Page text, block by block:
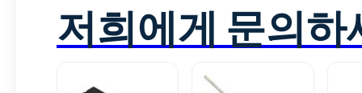
저희에게 문의